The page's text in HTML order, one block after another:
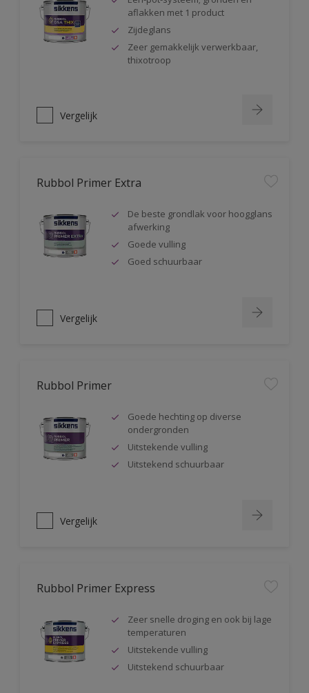
aflakken met 1 product
Zijdeglans
Zeer gemakkelijk verwerkbaar,
thixotroop
Vergelijk
Rubbol Primer Extra
De beste grondlak voor hoogglans
afwerking
Goede vulling
Goed schuurbaar
Vergelijk
Rubbol Primer
Goede hechting op diverse
ondergronden
Uitstekende vulling
Uitstekend schuurbaar
Vergelijk
Rubbol Primer Express
Zeer snelle droging en ook bij lage
temperaturen
Uitstekende vulling
Uitstekend schuurbaar